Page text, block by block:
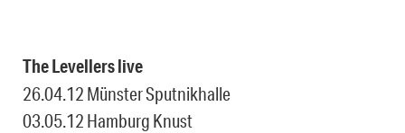
The Levellers live
26.04.12 Münster Sputnikhalle
03.05.12 Hamburg Knust